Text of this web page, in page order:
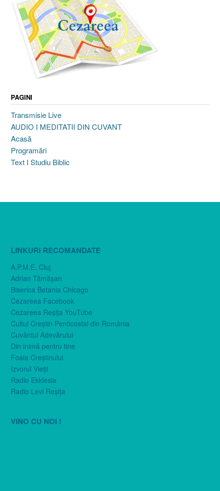
PAGINI
Transmisie Live
AUDIO I MEDITATII DIN CUVANT
Acasă
Programări
Text I Studiu Biblic
LINKURI RECOMANDATE
A.P.M.E. Cluj
Adrian Tămăşan
Biserica Betania Chicago
Cezareea Facebook
Cezareea Reşiţa YouTube
Cultul Creştin Penticostal din România
Cuvântul Adevărului
Din inimă pentru tine
Foaia Creştinului
Izvorul Vieţii
Radio Ekklesia
Radio Levi Reşiţa
VINO CU NOI !